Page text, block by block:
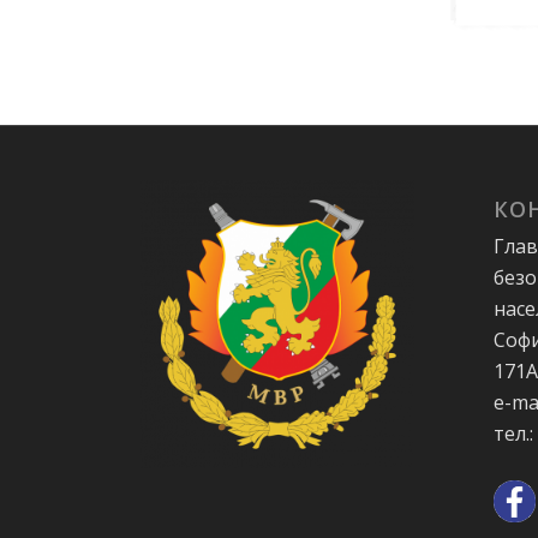
171А
e-